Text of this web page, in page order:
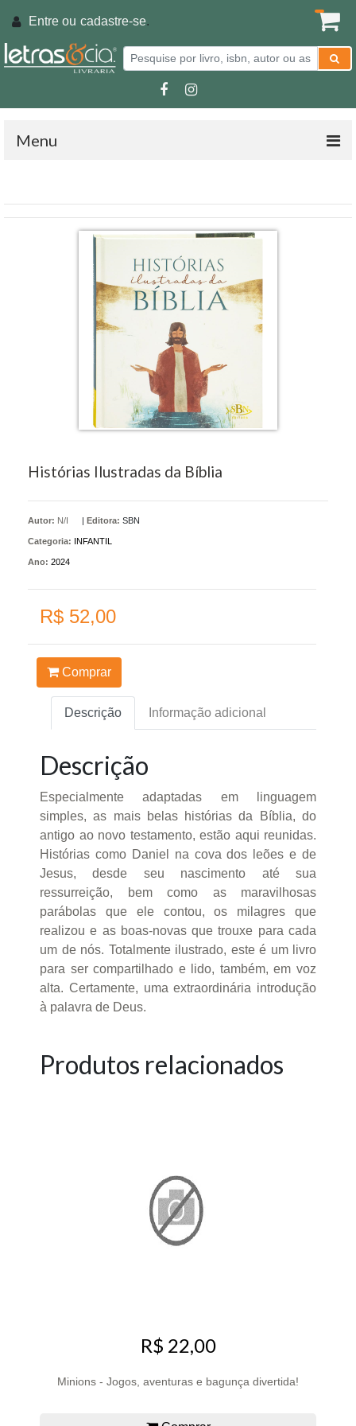
Entre ou cadastre-se.
Menu
Histórias Ilustradas da Bíblia
Autor: N/I |Editora: SBN
Categoria: INFANTIL
Ano: 2024
R$ 52,00
Comprar
Descrição Informação adicional
Descrição
Especialmente adaptadas em linguagem
simples, as mais belas histórias da Bíblia, do
antigo ao novo testamento, estão aqui reunidas.
Histórias como Daniel na cova dos leões e de
Jesus, desde seu nascimento até sua
ressurreição, bem como as maravilhosas
parábolas que ele contou, os milagres que
realizou e as boas-novas que trouxe para cada
um de nós. Totalmente ilustrado, este é um livro
para ser compartilhado e lido, também, em voz
alta. Certamente, uma extraordinária introdução
à palavra de Deus.
Produtos relacionados
R$ 22,00
Minions - Jogos, aventuras e bagunça divertida!